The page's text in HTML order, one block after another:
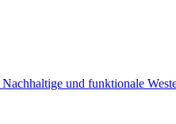
und funktionale